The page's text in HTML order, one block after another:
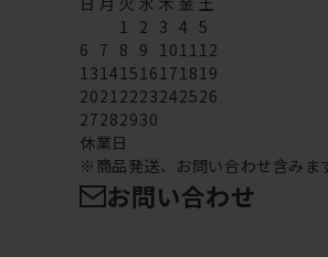
1 2 3 4 5
6 7 8 9 101112
13141516171819
20212223242526
27282930
休業日
※商品発送、お問い合わせ含みま
お問い合わせ